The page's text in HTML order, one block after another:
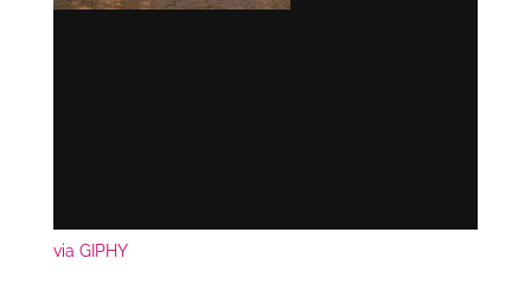
via GIPHY